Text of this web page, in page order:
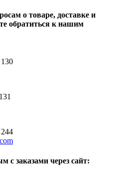
о товаре, доставке и
обратиться к нашим
с заказами через сайт: